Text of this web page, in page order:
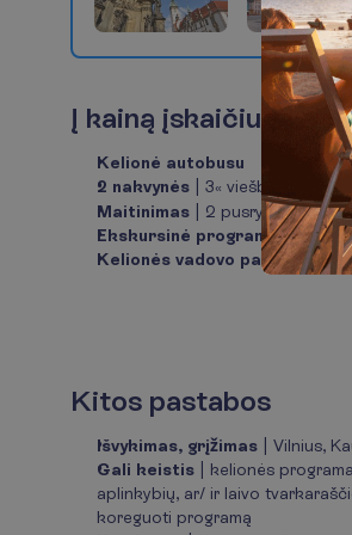
4
Į kainą įskaičiuota
Kelionė autobusu
2 nakvynės | 3« viešbučiuose
Maitinimas | 2 pusryčiai
Ekskursinė programa
Kelionės vadovo paslaugos
Kitos pastabos
Išvykimas, grįžimas | Vilnius,
Gali keistis | kelionės
aplinkybių, ar/ ir laivo
koreguoti programą